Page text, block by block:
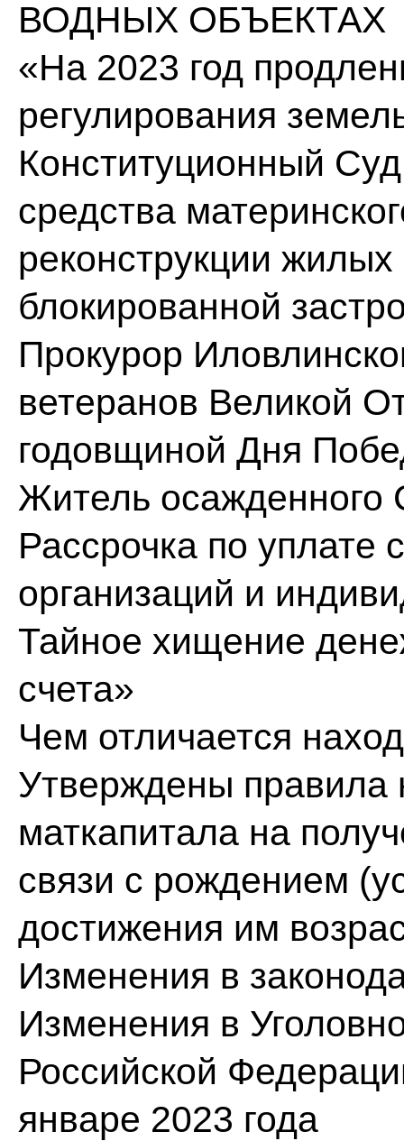
ВОДНЫХ ОБЪЕКТАХ
«На 2023 год
регулирования
Конституционный
средства
реконструкции
блокированной
Прокурор
ветеранов Великой
годовщиной Дня
Житель осажденного
Рассрочка по уплате
организаций и
Тайное хищение
счета»
Чем отличается
Утверждены правила
маткапитала на
связи с рождением
достижения им
Изменения в
Изменения в
Российской
январе 2023 года